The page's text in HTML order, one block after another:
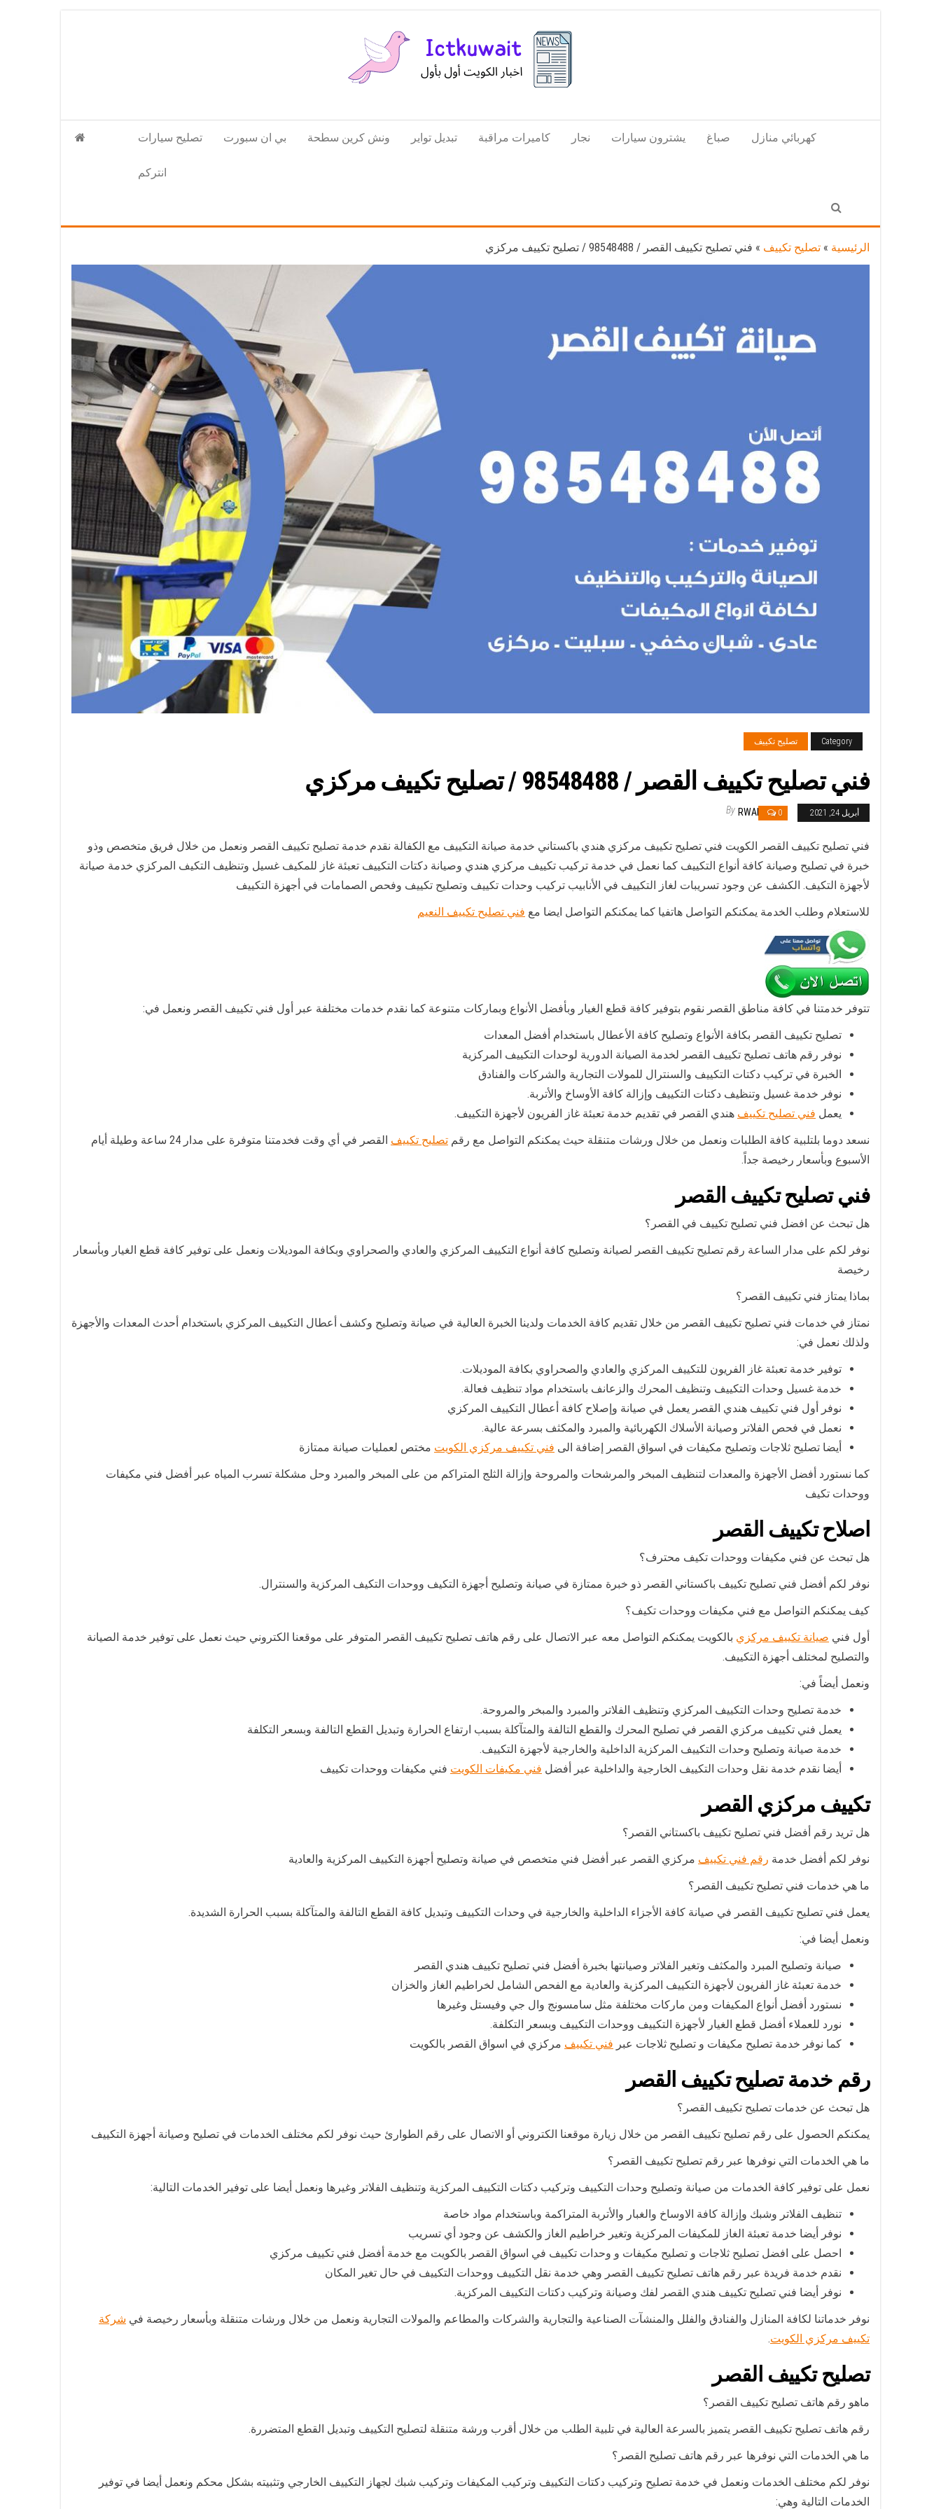
الكويت
تكنولوجيا
المعلومات
تصليح سيارات بي ان سبورت ونش كرين سطحة تبديل تواير كاميرات مراقبة نجار يشترون سيارات صباغ كهربائي منازل
انتركم
الرئيسية » تصليح تكييف » فني تصليح تكييف القصر / 98548488 / تصليح تكييف مركزي
Category تصليح تكييف
فني تصليح تكييف القصر / 98548488 / تصليح تكييف مركزي
أبريل 24, 2021 0
By RWAN
فني تصليح تكييف القصر الكويت فني تصليح تكييف مركزي هندي باكستاني خدمة صيانة التكييف مع الكفالة نقدم خدمة تصليح تكييف القصر ونعمل من خلال فريق متخصص وذو
خبرة في تصليح وصيانة كافة أنواع التكييف كما نعمل في خدمة تركيب تكييف مركزي هندي وصيانة دكتات التكييف تعبئة غاز للمكيف غسيل وتنظيف التكيف المركزي خدمة صيانة
لأجهزة التكيف. الكشف عن وجود تسريبات لغاز التكييف في الأنابيب تركيب وحدات تكييف وتصليح تكييف وفحص الصمامات في أجهزة التكييف
للاستعلام وطلب الخدمة يمكنكم التواصل هاتفيا كما يمكنكم التواصل ايضا مع فني تصليح تكييف النعيم
تتوفر خدمتنا في كافة مناطق القصر نقوم بتوفير كافة قطع الغيار وبأفضل الأنواع وبماركات متنوعة كما نقدم خدمات مختلفة عبر أول فني تكييف القصر ونعمل في:
تصليح تكييف القصر بكافة الأنواع وتصليح كافة الأعطال باستخدام أفضل المعدات
نوفر رقم هاتف تصليح تكييف القصر لخدمة الصيانة الدورية لوحدات التكييف المركزية
الخبرة في تركيب دكتات التكييف والسنترال للمولات التجارية والشركات والفنادق
نوفر خدمة غسيل وتنظيف دكتات التكييف وإزالة كافة الأوساخ والأتربة.
يعمل فني تصليح تكييف هندي القصر في تقديم خدمة تعبئة غاز الفريون لأجهزة التكييف.
نسعد دوما بلتلبية كافة الطلبات ونعمل من خلال ورشات متنقلة حيث يمكنكم التواصل مع رقم تصليح تكييف
القصر في أي وقت فخدمتنا متوفرة على مدار 24 ساعة وطيلة أيام
الأسبوع وبأسعار رخيصة جداً.
فني تصليح تكييف القصر
هل تبحث عن افضل فني تصليح تكييف في القصر؟
نوفر لكم على مدار الساعة رقم تصليح تكييف القصر لصيانة وتصليح كافة أنواع التكييف المركزي والعادي والصحراوي وبكافة الموديلات ونعمل على توفير كافة قطع الغيار وبأسعار
رخيصة
بماذا يمتاز فني تكييف القصر؟
نمتاز في خدمات فني تصليح تكييف القصر من خلال تقديم كافة الخدمات ولدينا الخبرة العالية في صيانة وتصليح وكشف أعطال التكييف المركزي باستخدام أحدث المعدات والأجهزة
ولذلك نعمل في:
توفير خدمة تعبئة غاز الفريون للتكييف المركزي والعادي والصحراوي بكافة الموديلات.
خدمة غسيل وحدات التكييف وتنظيف المحرك والزعانف باستخدام مواد تنظيف فعالة.
نوفر أول فني تكييف هندي القصر يعمل في صيانة وإصلاح كافة أعطال التكييف المركزي
نعمل في فحص الفلاتر وصيانة الأسلاك الكهربائية والمبرد والمكثف بسرعة عالية.
أيضا تصليح ثلاجات وتصليح مكيفات في اسواق القصر إضافة الى فني تكييف مركزي الكويت مختص لعمليات صيانة ممتازة
كما نستورد أفضل الأجهزة والمعدات لتنظيف المبخر والمرشحات والمروحة وإزالة الثلج المتراكم من على المبخر والمبرد وحل مشكلة تسرب المياه عبر أفضل فني مكيفات
ووحدات تكيف
اصلاح تكييف القصر
هل تبحث عن فني مكيفات ووحدات تكيف محترف؟
نوفر لكم أفضل فني تصليح تكييف باكستاني القصر ذو خبرة ممتازة في صيانة وتصليح أجهزة التكيف ووحدات التكيف المركزية والسنترال.
كيف يمكنكم التواصل مع فني مكيفات ووحدات تكيف؟
أول فني صيانة تكييف مركزي بالكويت يمكنكم التواصل معه عبر الاتصال على رقم هاتف تصليح تكييف القصر المتوفر على موقعنا الكتروني حيث نعمل على توفير خدمة الصيانة
والتصليح لمختلف أجهزة التكييف.
ونعمل أيضاً في:
خدمة تصليح وحدات التكييف المركزي وتنظيف الفلاتر والمبرد والمبخر والمروحة.
يعمل فني تكييف مركزي القصر في تصليح المحرك والقطع التالفة والمتآكلة بسبب ارتفاع الحرارة وتبديل القطع التالفة وبسعر التكلفة
خدمة صيانة وتصليح وحدات التكييف المركزية الداخلية والخارجية لأجهزة التكييف.
أيضا نقدم خدمة نقل وحدات التكييف الخارجية والداخلية عبر أفضل فني مكيفات الكويت فني مكيفات ووحدات تكييف
تكييف مركزي القصر
هل تريد رقم أفضل فني تصليح تكييف باكستاني القصر؟
نوفر لكم أفضل خدمة رقم فني تكييف مركزي القصر عبر أفضل فني متخصص في صيانة وتصليح أجهزة التكييف المركزية والعادية
ما هي خدمات فني تصليح تكييف القصر؟
يعمل فني تصليح تكييف القصر في صيانة كافة الأجزاء الداخلية والخارجية في وحدات التكييف وتبديل كافة القطع التالفة والمتآكلة بسبب الحرارة الشديدة.
ونعمل أيضا في:
صيانة وتصليح المبرد والمكثف وتغير الفلاتر وصيانتها بخبرة أفضل فني تصليح تكييف هندي القصر
خدمة تعبئة غاز الفريون لأجهزة التكييف المركزية والعادية مع الفحص الشامل لخراطيم الغاز والخزان
نستورد أفضل أنواع المكيفات ومن ماركات مختلفة مثل سامسونج وال جي وفيستل وغيرها
نورد للعملاء أفضل قطع الغيار لأجهزة التكييف ووحدات التكييف وبسعر التكلفة.
كما نوفر خدمة تصليح مكيفات و تصليح ثلاجات عبر فني تكييف مركزي في اسواق القصر بالكويت
رقم خدمة تصليح تكييف القصر
هل تبحث عن خدمات تصليح تكييف القصر؟
يمكنكم الحصول على رقم تصليح تكييف القصر من خلال زيارة موقعنا الكتروني أو الاتصال على رقم الطوارئ حيث نوفر لكم مختلف الخدمات في تصليح وصيانة أجهزة التكييف
ما هي الخدمات التي نوفرها عبر رقم تصليح تكييف القصر؟
نعمل على توفير كافة الخدمات من صيانة وتصليح وحدات التكييف وتركيب دكتات التكييف المركزية وتنظيف الفلاتر وغيرها ونعمل أيضا على توفير الخدمات التالية:
تنظيف الفلاتر وشبك وإزالة كافة الاوساخ والغبار والأتربة المتراكمة وباستخدام مواد خاصة
نوفر أيضا خدمة تعبئة الغاز للمكيفات المركزية وتغير خراطيم الغاز والكشف عن وجود أي تسريب
احصل على افضل تصليح ثلاجات و تصليح مكيفات و وحدات تكييف في اسواق القصر بالكويت مع خدمة أفضل فني تكييف مركزي
نقدم خدمة فريدة عبر رقم هاتف تصليح تكييف القصر وهي خدمة نقل التكييف ووحدات التكييف في حال تغير المكان
نوفر أيضا فني تصليح تكييف هندي القصر لفك وصيانة وتركيب دكتات التكييف المركزية.
نوفر خدماتنا لكافة المنازل والفنادق والفلل والمنشآت الصناعية والتجارية والشركات والمطاعم والمولات التجارية ونعمل من خلال ورشات متنقلة وبأسعار رخيصة في شركة
تكييف مركزي الكويت.
تصليح تكييف القصر
ماهو رقم هاتف تصليح تكييف القصر؟
رقم هاتف تصليح تكييف القصر يتميز بالسرعة العالية في تلبية الطلب من خلال أقرب ورشة متنقلة لتصليح التكييف وتبديل القطع المتضررة.
ما هي الخدمات التي نوفرها عبر رقم هاتف تصليح القصر؟
نوفر لكم مختلف الخدمات ونعمل في خدمة تصليح وتركيب دكتات التكييف وتركيب المكيفات وتركيب شبك لجهاز التكييف الخارجي وتثبيته بشكل محكم ونعمل أيضا في توفير
الخدمات التالية وهي: